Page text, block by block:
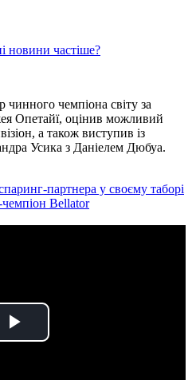
новини частіше?
чинного чемпіона світу за
Опетайї, оцінив можливий
а також виступив із
Усика з Даніелем Дюбуа.
партнера у своєму таборі
Bellator
Play